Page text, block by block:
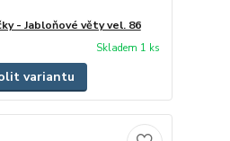
- Jabloňové věty vel. 86
Skladem 1 ks
variantu